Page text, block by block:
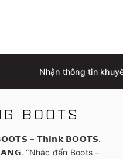
Nhận thông tin
– 𝗧𝗵𝗶𝗻𝗸 𝗕𝗢𝗢𝗧𝗦.
“Nhắc đến Boots –